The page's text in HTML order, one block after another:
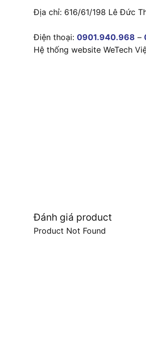
Địa chỉ: 616/61/198 Lê Đức
Điện thoại: 0901.940.968 –
Hệ thống website WeTech
Đánh giá product
Product Not Found